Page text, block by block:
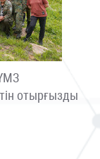
отырғызды